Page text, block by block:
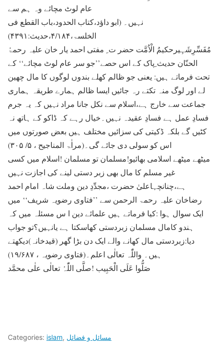
عام لوٹ مچائے وہ ہم سے
نہیں۔ (ابو داؤد،کتاب الحدود،باب القطع فی
الخلسۃ،۴/۱۸۴،حدیث:۴۳۹۱)
مُفَسِّرِشَہِیرحکیمُ الْاُمَّت حضر ت ِ مفتی احمد یار خان علیہ رحمۃُ
الحنّان حدیث ِپاک کے اس حصے’’جو سر عام لوٹ مچائے‘‘ کے
تحت فرماتے ہیں: یعنی جو ظالم کھلے بندوں لوگوں کا مال چھین
لے اور لوگ منہ تکتے رہ جائیں ایسا ظالم ہمارے طریقہ ہماری
جماعت سے خارج ہے،اسلام سے نکل جانا مراد نہیں کہ یہ جرم
فسادِ عمل ہے فسادِ عقیدہ نہیں۔خیال رہے کہ ڈاکو کے ہاتھ نہ
کٹیں گے بلکہ ڈکیتی کی سزائیں مختلف ہیں بعض صورتوں میں
اس کو سولی دی جائے گی۔(مراٰۃ المناجیح ، ۵/ ۳۰۵)
میٹھے میٹھے اسلامی بھائیو!مسلمان تو مسلمان !اسلام میں کسی
غیر مسلم کا مال بھی زبر دستی لینے کی اجازت نہیں
ہے،چنانچہاعلیٰ حضرت ،مجدِّدِ دین وملت شاہ امام احمد
رضاخان علیہ رحمۃ الرحمن سے ’’فتاوی رضویہ شریف‘‘ میں
ایک سوال ہوا :کیا فرماتے ہیں علمائے دین ا س مسئلہ میں کہ
ہندو کامال مسلمان زبردستی کھاسکتا ہے یانہیں؟تو جواب
دیا:زبردستی مال کھانے والے ایک دن بڑا گھر (قیدخانہ)دیکھتے
ہیں۔ واللّٰہ تعالٰی اعلم۔(فتاوی رضویہ ، ۱۹/۶۸۷)
صَلُّوا عَلَی الْحَبِیب !صلَّی اللّٰہُ تعالٰی علٰی محمَّد
Categories: islam, مسائل و فضائل